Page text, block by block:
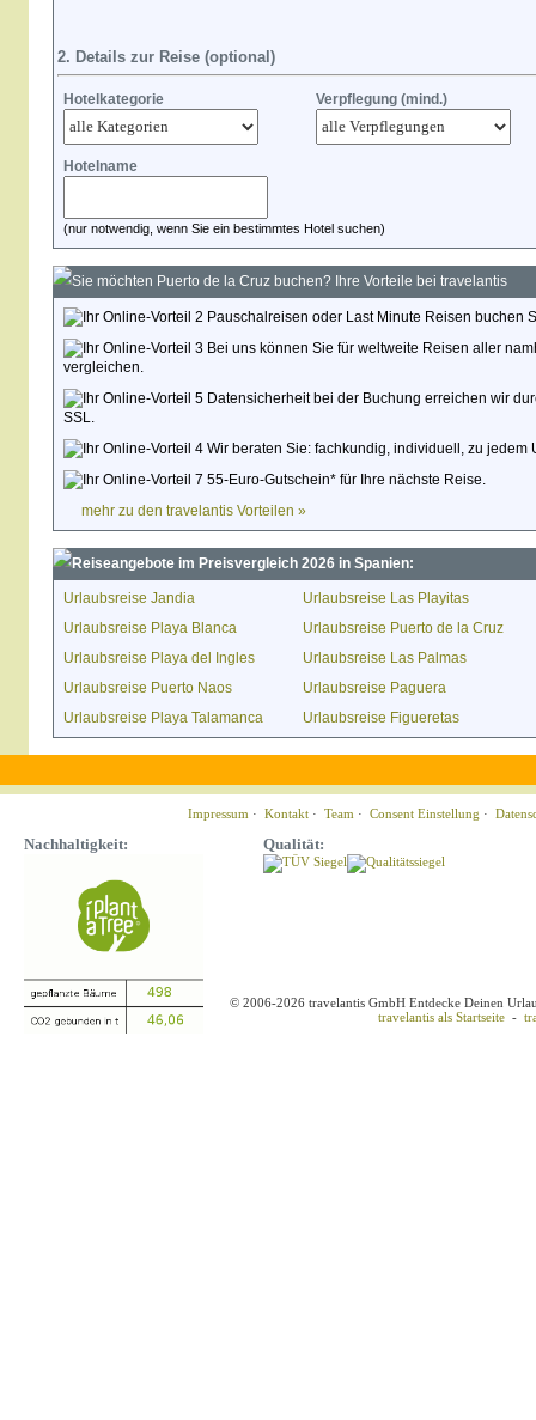
2. Details zur Reise (optional)
Hotelkategorie Verpflegung (mind.)
Hotelname
(nur notwendig, wenn Sie ein bestimmtes Hotel suchen)
Sie möchten Puerto de la Cruz buchen? Ihre Vorteile bei travelantis
Pauschalreisen oder Last Minute Reisen buchen
Bei uns können Sie für weltweite Reisen aller
vergleichen.
Datensicherheit bei der Buchung erreichen wir
SSL.
Wir beraten Sie: fachkundig, individuell, zu jedem
55-Euro-Gutschein* für Ihre nächste Reise.
mehr zu den travelantis Vorteilen »
Reiseangebote im Preisvergleich 2026 in Spanien:
Urlaubsreise Jandia
Urlaubsreise Las Playitas
Urlaubsreise Playa Blanca
Urlaubsreise Puerto de la Cruz
Urlaubsreise Playa del Ingles
Urlaubsreise Las Palmas
Urlaubsreise Puerto Naos
Urlaubsreise Paguera
Urlaubsreise Playa Talamanca
Urlaubsreise Figueretas
Impressum · Kontakt · Team · Consent Einstellung ·
Nachhaltigkeit: Qualität:
© 2006-2026 travelantis GmbH Entdecke Deinen
travelantis als Startseite -